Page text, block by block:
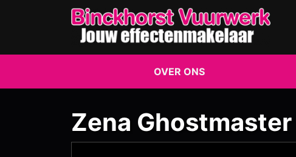
OVER ONS
Zena Ghostmaster